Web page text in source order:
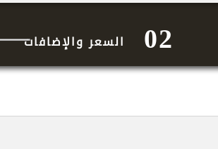
02 السعر والإضافات